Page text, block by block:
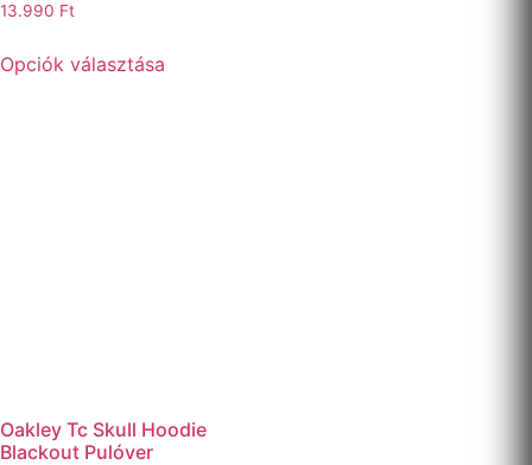
13.990 Ft
Opciók választása
Oakley Tc Skull Hoodie
Blackout Pulóver